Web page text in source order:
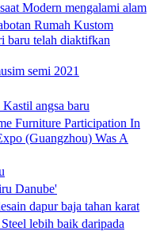
Modern mengalami alam
Rumah Kustom
baru telah diaktifkan
semi 2021
angsa baru
Furniture Participation In
(Guangzhou) Was A
Danube'
dapur baja tahan karat
lebih baik daripada